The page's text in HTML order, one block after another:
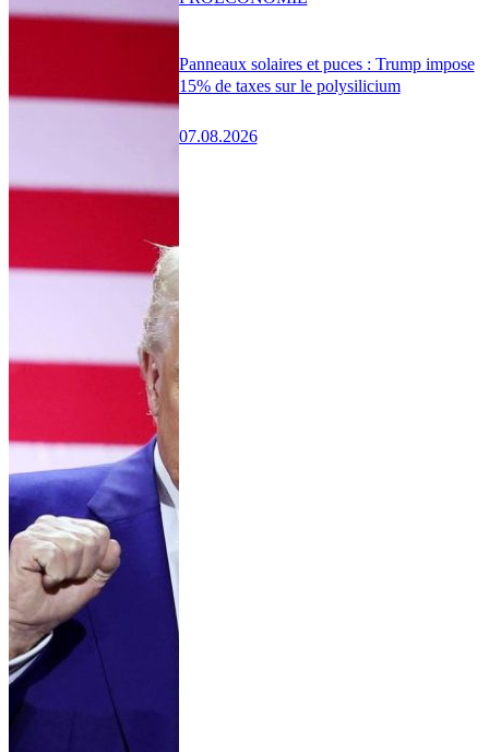
Panneaux solaires et puces : Trump impose
15% de taxes sur le polysilicium
07.08.2026